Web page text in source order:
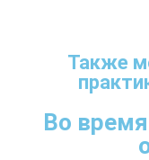
Также
Во